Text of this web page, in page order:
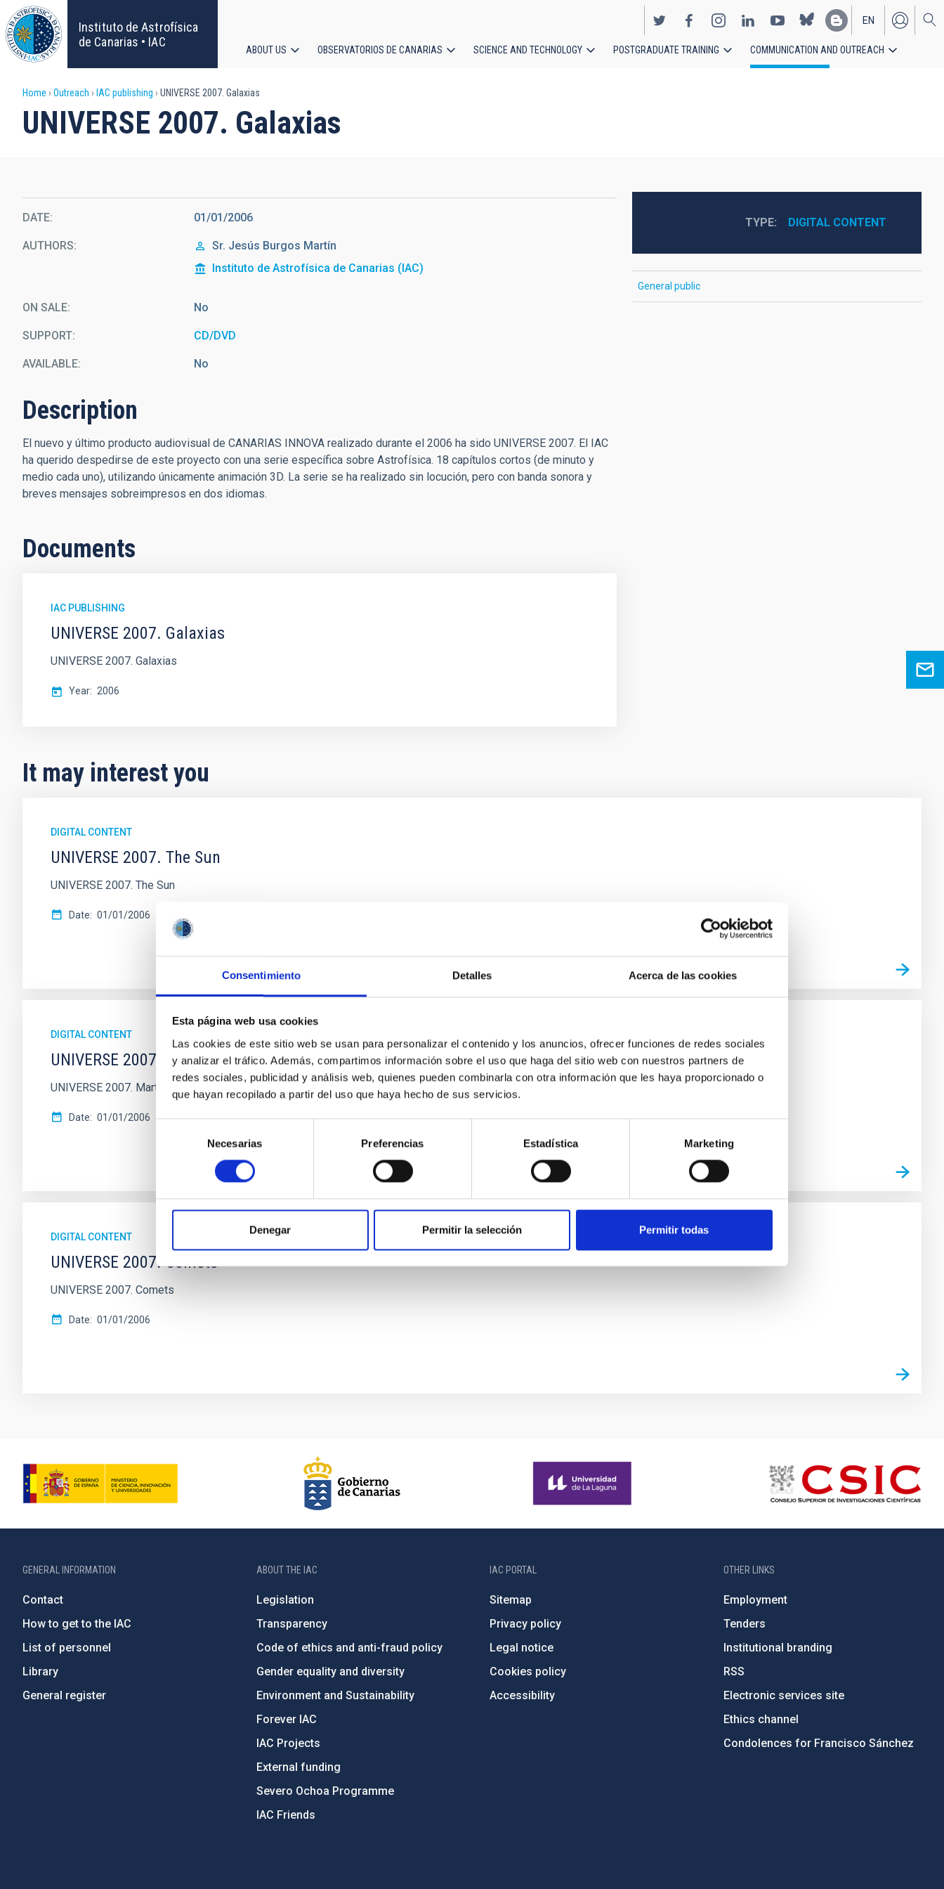
Consentimiento Detalles Acerca de las cookies
Esta página web usa cookies
Las cookies de este sitio web se usan para personalizar el contenido y los anuncios, ofrecer funciones de redes sociales
y analizar el tráfico. Además, compartimos información sobre el uso que haga del sitio web con nuestros partners de
redes sociales, publicidad y análisis web, quienes pueden combinarla con otra información que les haya proporcionado o
que hayan recopilado a partir del uso que haya hecho de sus servicios.
consentimiento
Necesarias Preferencias Estadística Marketing
Denegar Permitir la selección Permitir todas
Skip
to
main
content
Instituto de Astrofísica
de Canarias • IAC
EN
ES
navigation
ABOUT US OBSERVATORIOS DE CANARIAS SCIENCE AND TECHNOLOGY POSTGRADUATE TRAINING COMMUNICATION AND OUTREACH
Breadcrumb
Home Outreach IAC publishing UNIVERSE 2007. Galaxias
UNIVERSE 2007. Galaxias
DATE 01/01/2006
AUTHORS Sr. Jesús Burgos Martín
Instituto de Astrofísica de Canarias (IAC)
ON SALE No
SUPPORT CD/DVD
AVAILABLE No
Description
El nuevo y último producto audiovisual de CANARIAS INNOVA realizado durante el 2006 ha sido UNIVERSE 2007. El IAC
ha querido despedirse de este proyecto con una serie específica sobre Astrofísica. 18 capítulos cortos (de minuto y
medio cada uno), utilizando únicamente animación 3D. La serie se ha realizado sin locución, pero con banda sonora y
breves mensajes sobreimpresos en dos idiomas.
Documents
IAC PUBLISHING
UNIVERSE 2007. Galaxias
UNIVERSE 2007. Galaxias
Year 2006
TYPE DIGITAL CONTENT
General public
It may interest you
DIGITAL CONTENT
UNIVERSE 2007. The Sun
UNIVERSE 2007. The Sun
Date 01/01/2006
DIGITAL CONTENT
UNIVERSE 2007. Marte
UNIVERSE 2007. Marte
Date 01/01/2006
DIGITAL CONTENT
UNIVERSE 2007. Comets
UNIVERSE 2007. Comets
Date 01/01/2006
GENERAL INFORMATION
Contact
How to get to the IAC
List of personnel
Library
General register
ABOUT THE IAC
Legislation
Transparency
Code of ethics and anti-fraud policy
Gender equality and diversity
Environment and Sustainability
Forever IAC
IAC Projects
External funding
Severo Ochoa Programme
IAC Friends
IAC PORTAL
Sitemap
Privacy policy
Legal notice
Cookies policy
Accessibility
OTHER LINKS
Employment
Tenders
Institutional branding
RSS
Electronic services site
Ethics channel
Condolences for Francisco Sánchez